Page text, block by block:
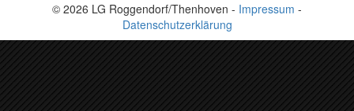
© 2026 LG Roggendorf/Thenhoven - Impressum -
Datenschutzerklärung